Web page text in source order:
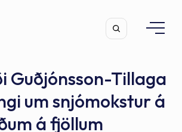
Guðjónsson-Tillaga
um snjómokstur á
á fjöllum